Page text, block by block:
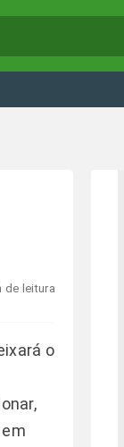
de leitura
o
em